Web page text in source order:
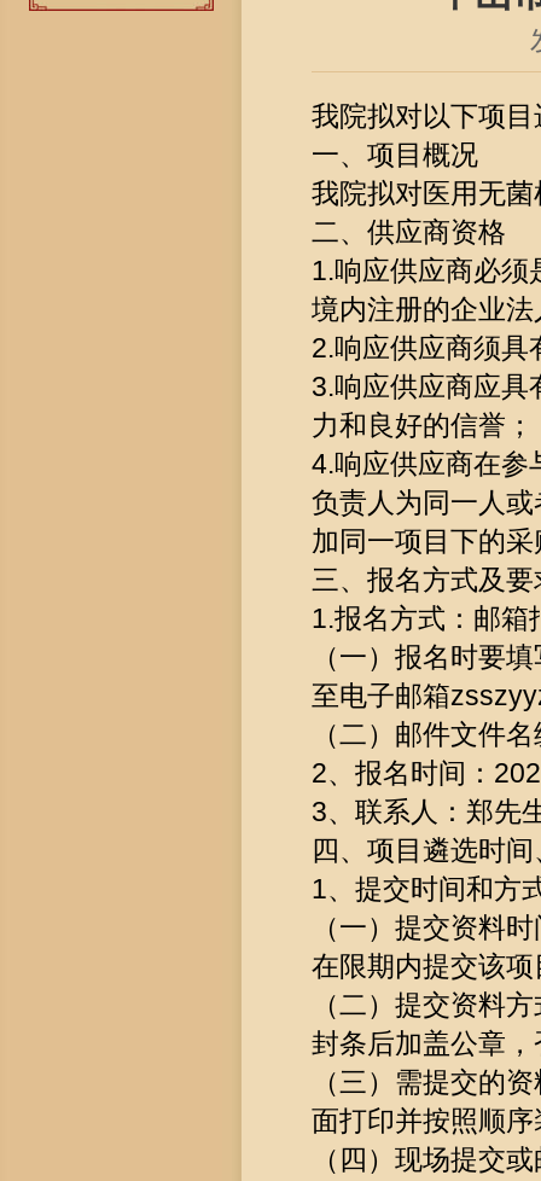
我院拟对以下项
一、项目概况
我院拟对医用无
二、供应商资格
1.响应供应商必须
境内注册的企业
2.响应供应商须具
3.响应供应商应具
力和良好的信誉；
4.响应供应商在参
负责人为同一人
加同一项目下的
三、报名方式及要
1.报名方式：邮箱
（一）报名时要
至电子邮箱
（二）邮件文件
2、报名时间：
3、联系人：郑先
四、项目遴选时
1、提交时间和方
（一）提交资料
在限期内提交该
（二）提交资料
封条后加盖公章
（三）需提交的
面打印并按照顺
（四）现场提交